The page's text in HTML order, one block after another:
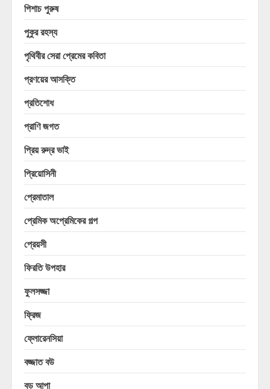
পিশাচ পুরুষ
পুকুর রহস্য
পৃথিবীর সেরা প্রেমের কবিতা
প্রণয়ের আসক্তি
প্রতিশোধ
প্রাণি জগত
প্রিয় রুদ্র ভাই
প্রিয়োসিনী
প্রেমাতাল
প্রেমিক অপ্রেমিকের গল্প
প্রেয়সী
ফিরতি উপহার
ফুলসজ্জা
ফ্রিজ
ফ্লোরেনসিয়া
বজ্জাত বউ
বড় আপা